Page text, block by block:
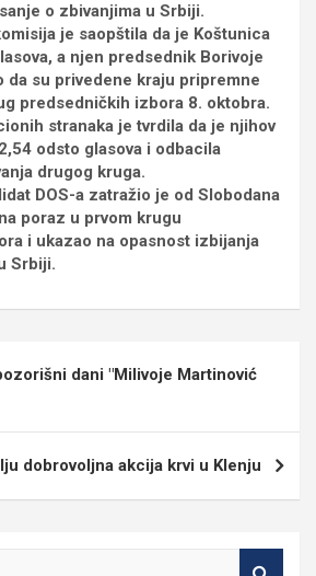
o zbivanjima u Srbiji.
je saopštila da je Koštunica
a njen predsednik Borivoje
da su privedene kraju pripremne
predsedničkih izbora 8. oktobra.
stranaka je tvrdila da je njihov
odsto glasova i odbacila
drugog kruga.
DOS-a zatražio je od Slobodana
poraz u prvom krugu
i ukazao na opasnost izbijanja
Srbiji.
dani "Milivoje Martinović
dobrovoljna akcija krvi u Klenju